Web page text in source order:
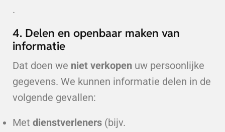
.
4. Delen en openbaar maken van
informatie
Dat doen we niet verkopen uw persoonlijke
gegevens. We kunnen informatie delen in de
volgende gevallen:
Met dienstverleners (bijv.